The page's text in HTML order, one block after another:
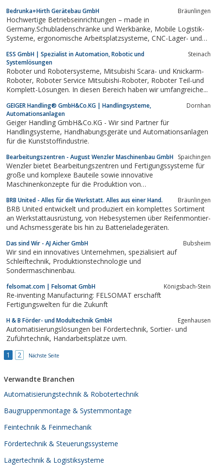
Bedrunka+Hirth Gerätebau GmbH Bräunlingen
Hochwertige Betriebseinrichtungen – made in
Germany.Schubladenschränke und Werkbänke, Mobile Logistik-
Systeme, ergonomische Arbeitsplatzsysteme, CNC-Lager- und
ESS GmbH | Spezialist in Automation, Robotic und
Systemlösungen
Steinach
Roboter und Robotersysteme, Mitsubishi Scara- und Knickarm-
Roboter, Roboter Service Mitsubishi-Roboter, Roboter Teil-und
Komplett-Lösungen. In diesen Bereich haben wir umfangreiche...
GEIGER Handling® GmbH&Co.KG | Handlingsysteme,
Automationsanlagen
Dornhan
Geiger Handling GmbH&Co.KG - Wir sind Partner für
Handlingsysteme, Handhabungsgeräte und Automationsanlagen
für die Kunststoffindustrie.
Bearbeitungszentren - August Wenzler Maschinenbau GmbH Spaichingen
Wenzler bietet Bearbeitungszentren und Fertigungssysteme für
große und komplexe Bauteile sowie innovative
Maschinenkonzepte für die Produktion von
BRB United - Alles für die Werkstatt. Alles aus einer Hand. Bräunlingen
BRB United entwickelt und produziert ein komplettes Sortiment
an Werkstattausrüstung, von Hebesystemen über Reifenmontier-
und Achsmessgeräte bis hin zu Batterieladegeräten.
Das sind Wir - AJ Aicher GmbH Bubsheim
Wir sind ein innovatives Unternehmen, spezialisiert auf
Schleiftechnik, Produktionstechnologie und
Sondermaschinenbau.
felsomat.com | Felsomat GmbH Königsbach-Stein
Re-inventing Manufacturing: FELSOMAT erschafft
Fertigungswelten für die Zukunft
H & B Förder- und Modultechnik GmbH Egenhausen
Automatisierungslösungen bei Fördertechnik, Sortier- und
Zuführtechnik, Handarbeitsplätze uvm.
1
2 Nächste Seite
Verwandte Branchen
Automatisierungstechnik & Robotertechnik
Baugruppenmontage & Systemmontage
Feintechnik & Feinmechanik
Fördertechnik & Steuerungssysteme
Lagertechnik & Logistiksysteme